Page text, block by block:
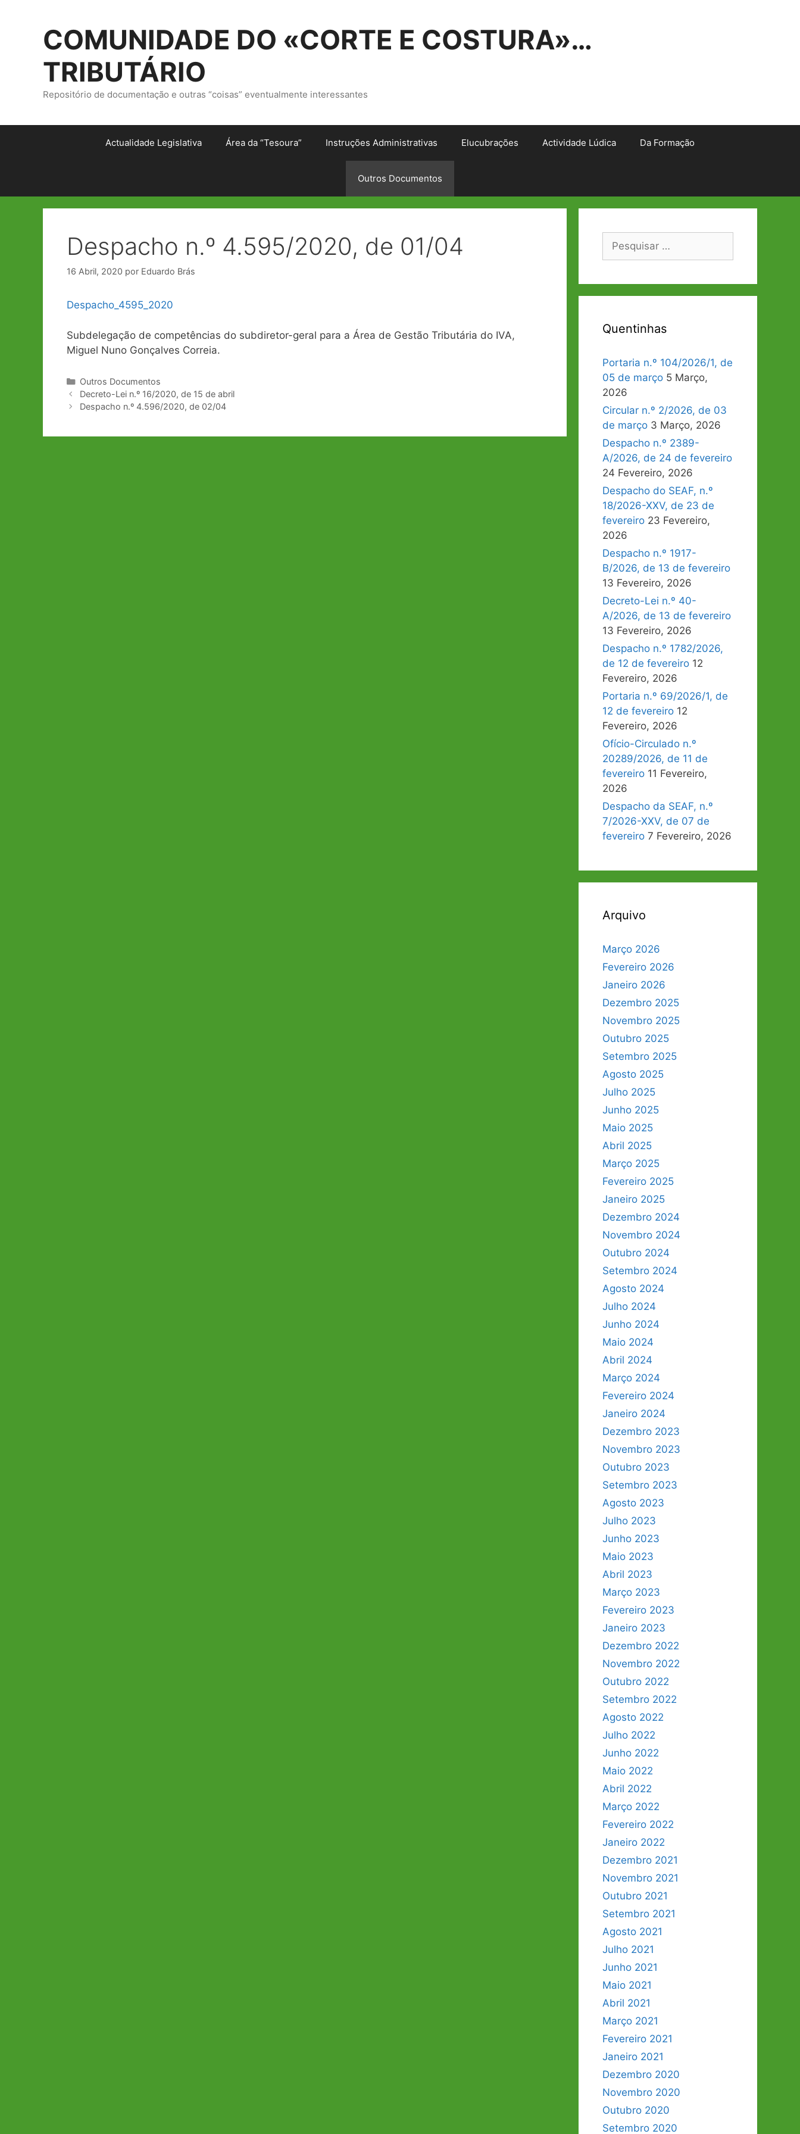
COMUNIDADE DO «CORTE E COSTURA»…
TRIBUTÁRIO
Repositório de documentação e outras “coisas” eventualmente interessantes
Actualidade Legislativa Área da “Tesoura” Instruções Administrativas Elucubrações Actividade Lúdica Da Formação
Outros Documentos
Despacho n.º 4.595/2020, de 01/04
16 Abril, 2020 por Eduardo Brás
Despacho_4595_2020
Subdelegação de competências do subdiretor-geral para a Área de Gestão Tributária do IVA,
Miguel Nuno Gonçalves Correia.
Categorias
Outros Documentos
Navegação
de
Decreto-Lei n.º 16/2020, de 15 de abril
Despacho n.º 4.596/2020, de 02/04
Pesquisar
Quentinhas
Portaria n.º 104/2026/1, de
05 de março 5 Março,
2026
Circular n.º 2/2026, de 03
de março 3 Março, 2026
Despacho n.º 2389-
A/2026, de 24 de fevereiro
24 Fevereiro, 2026
Despacho do SEAF, n.º
18/2026-XXV, de 23 de
fevereiro 23 Fevereiro,
2026
Despacho n.º 1917-
B/2026, de 13 de fevereiro
13 Fevereiro, 2026
Decreto-Lei n.º 40-
A/2026, de 13 de fevereiro
13 Fevereiro, 2026
Despacho n.º 1782/2026,
de 12 de fevereiro 12
Fevereiro, 2026
Portaria n.º 69/2026/1, de
12 de fevereiro 12
Fevereiro, 2026
Ofício-Circulado n.º
20289/2026, de 11 de
fevereiro 11 Fevereiro,
2026
Despacho da SEAF, n.º
7/2026-XXV, de 07 de
fevereiro 7 Fevereiro, 2026
Arquivo
Março 2026
Fevereiro 2026
Janeiro 2026
Dezembro 2025
Novembro 2025
Outubro 2025
Setembro 2025
Agosto 2025
Julho 2025
Junho 2025
Maio 2025
Abril 2025
Março 2025
Fevereiro 2025
Janeiro 2025
Dezembro 2024
Novembro 2024
Outubro 2024
Setembro 2024
Agosto 2024
Julho 2024
Junho 2024
Maio 2024
Abril 2024
Março 2024
Fevereiro 2024
Janeiro 2024
Dezembro 2023
Novembro 2023
Outubro 2023
Setembro 2023
Agosto 2023
Julho 2023
Junho 2023
Maio 2023
Abril 2023
Março 2023
Fevereiro 2023
Janeiro 2023
Dezembro 2022
Novembro 2022
Outubro 2022
Setembro 2022
Agosto 2022
Julho 2022
Junho 2022
Maio 2022
Abril 2022
Março 2022
Fevereiro 2022
Janeiro 2022
Dezembro 2021
Novembro 2021
Outubro 2021
Setembro 2021
Agosto 2021
Julho 2021
Junho 2021
Maio 2021
Abril 2021
Março 2021
Fevereiro 2021
Janeiro 2021
Dezembro 2020
Novembro 2020
Outubro 2020
Setembro 2020